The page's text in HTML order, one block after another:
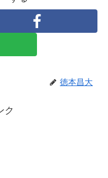
徳本昌大
ク